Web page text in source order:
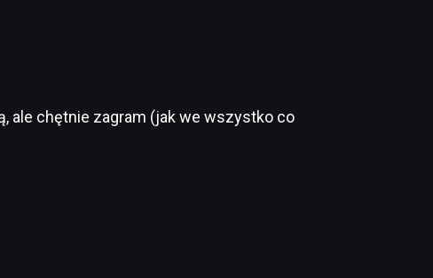
ale chętnie zagram (jak we wszystko co